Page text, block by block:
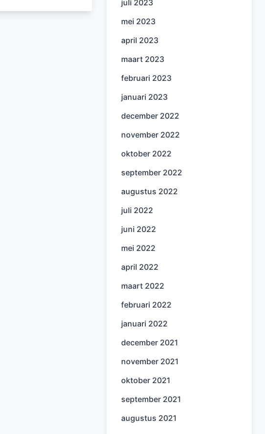
juli 2023
mei 2023
april 2023
maart 2023
februari 2023
januari 2023
december 2022
november 2022
oktober 2022
september 2022
augustus 2022
juli 2022
juni 2022
mei 2022
april 2022
maart 2022
februari 2022
januari 2022
december 2021
november 2021
oktober 2021
september 2021
augustus 2021